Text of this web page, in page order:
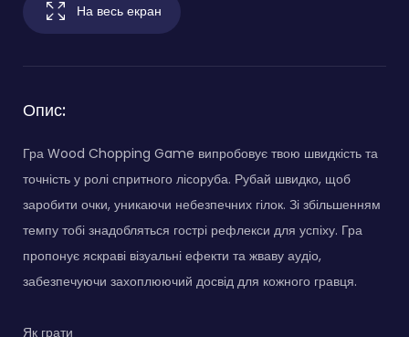
На весь екран
Опис:
Гра Wood Chopping Game випробовує твою швидкість та
точність у ролі спритного лісоруба. Рубай швидко, щоб
заробити очки, уникаючи небезпечних гілок. Зі збільшенням
темпу тобі знадобляться гострі рефлекси для успіху. Гра
пропонує яскраві візуальні ефекти та жваву аудіо,
забезпечуючи захоплюючий досвід для кожного гравця.
Як грати